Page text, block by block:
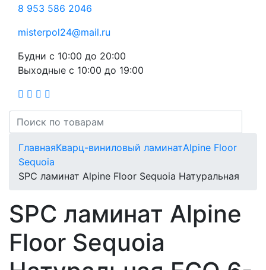
8 953 586 2046
misterpol24@mail.ru
Будни с 10:00 до 20:00
Выходные с 10:00 до 19:00
ГлавнаяКварц-виниловый ламинатAlpine Floor
Sequoia
SPC ламинат Alpine Floor Sequoia Натуральная
SPC ламинат Alpine
Floor Sequoia